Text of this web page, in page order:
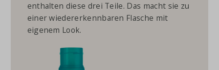
enthalten diese drei Teile. Das macht sie zu
einer wiedererkennbaren Flasche mit
eigenem Look.